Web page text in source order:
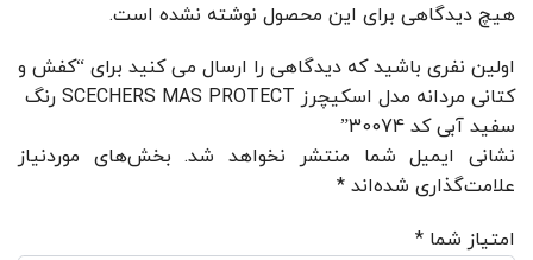
هیچ دیدگاهی برای این محصول نوشته نشده است.
اولین نفری باشید که دیدگاهی را ارسال می کنید برای “کفش و
کتانی مردانه مدل اسکیچرز SCECHERS MAS PROTECT رنگ
سفید آبی کد 30074”
نشانی ایمیل شما منتشر نخواهد شد. بخش‌های موردنیاز
علامت‌گذاری شده‌اند *
امتیاز شما *